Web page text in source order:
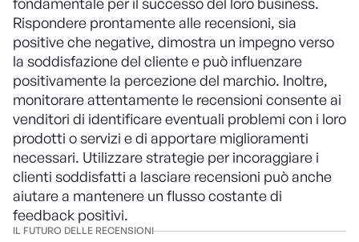
Rispondere prontamente alle recensioni, sia
positive che negative, dimostra un impegno verso
la soddisfazione del cliente e può influenzare
positivamente la percezione del marchio. Inoltre,
monitorare attentamente le recensioni consente ai
venditori di identificare eventuali problemi con i loro
prodotti o servizi e di apportare miglioramenti
necessari. Utilizzare strategie per incoraggiare i
clienti soddisfatti a lasciare recensioni può anche
aiutare a mantenere un flusso costante di
feedback positivi.
IL FUTURO DELLE RECENSIONI